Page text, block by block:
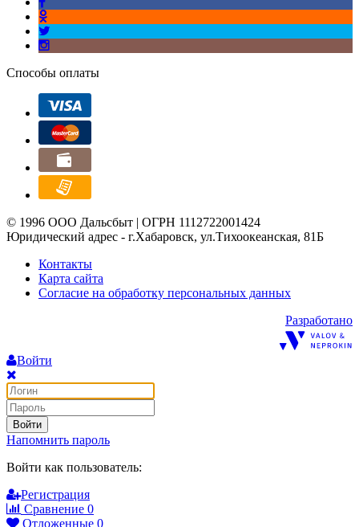
Способы оплаты
© 1996 ООО Дальсбыт | ОГРН 1112722001424
Юридический адрес - г.Хабаровск, ул.Тихоокеанская, 81Б
Контакты
Карта сайта
Согласие на обработку персональных данных
Разработано
Войти
Войти
Напомнить пароль
Войти как пользователь:
Регистрация
Сравнение 0
Отложенные 0